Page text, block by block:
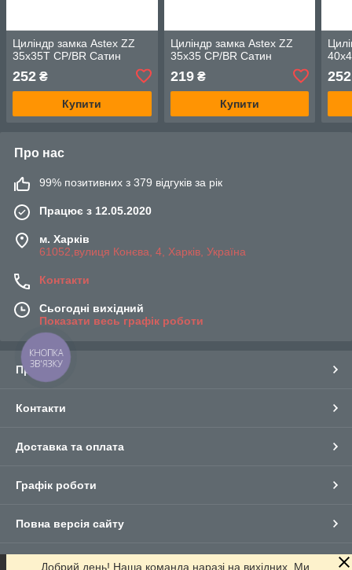
Циліндр замка Astex ZZ
35x35T CP/BR Сатин
252 ₴
Купити
Циліндр замка Astex ZZ
35x35 CP/BR Сатин
219₴
Купити
252
Про нас
99% позитивних з 379 відгуків за рік
Працює з 12.05.2020
м. Харків
61052,вулиця Конєва, 4, Харків, Україна
Контакти
Сьогодні вихідний
Показати весь графік роботи
Про нас
Контакти
Доставка та оплата
Графік роботи
Повна версія сайту
Сайт створено на маркетплейсі Prom.ua
Добрий день! Наша команда наразі на вихідних. Ми
КНОПКА
ЗВ'ЯЗКУ